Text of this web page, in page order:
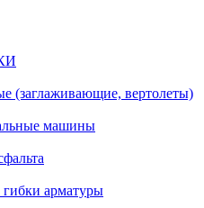
(заглаживающие, вертолеты)
машины
гибки арматуры